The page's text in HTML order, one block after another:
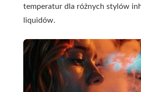
temperatur dla różnych stylów
liquidów.